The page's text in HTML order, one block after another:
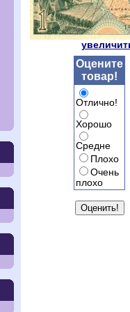
Оцените
товар!
Отлично!
Хорошо
Средне
Плохо
Очень
плохо